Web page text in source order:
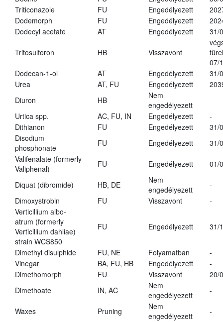
Triticonazole
FU Engedélyezett
Dodemorph
FU Engedélyezett
Dodecyl acetate
AT Engedélyezett 31/
Tritosulforon HB Visszavont
07/
Dodecan-1-ol
AT Engedélyezett
31/
Urea
AT, FU Engedélyezett
Diuron
HB
Nem
engedélyezett
Urtica spp.
AC, FU, IN Engedélyezett
-
Dithianon
FU Engedélyezett
31/
Disodium
phosphonate
FU Engedélyezett
31/
Valifenalate (formerly
Valiphenal)
FU Engedélyezett 01/
Diquat (dibromide) HB, DE
Nem
engedélyezett
-
Dimoxystrobin
FU Visszavont
-
Verticillium albo-
atrum (formerly
Verticillium dahliae)
strain WCS850
FU Engedélyezett 31/
Dimethyl disulphide FU, NE Folyamatban
-
Vinegar
BA, FU, HB Engedélyezett
-
Dimethomorph
FU Visszavont
20/
Dimethoate
IN, AC
Nem
engedélyezett
-
Waxes Pruning
Nem
engedélyezett
-